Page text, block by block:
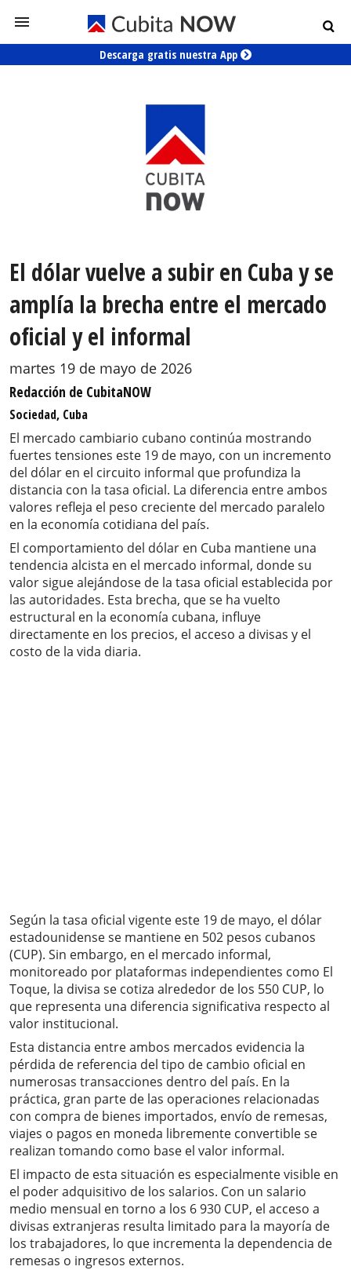
Descarga gratis nuestra App
El dólar vuelve a subir en Cuba y se
amplía la brecha entre el mercado
oficial y el informal
martes 19 de mayo de 2026
Redacción de CubitaNOW
Sociedad, Cuba
El mercado cambiario cubano continúa mostrando
fuertes tensiones este 19 de mayo, con un incremento
del dólar en el circuito informal que profundiza la
distancia con la tasa oficial. La diferencia entre ambos
valores refleja el peso creciente del mercado paralelo
en la economía cotidiana del país.
El comportamiento del dólar en Cuba mantiene una
tendencia alcista en el mercado informal, donde su
valor sigue alejándose de la tasa oficial establecida por
las autoridades. Esta brecha, que se ha vuelto
estructural en la economía cubana, influye
directamente en los precios, el acceso a divisas y el
costo de la vida diaria.
Según la tasa oficial vigente este 19 de mayo, el dólar
estadounidense se mantiene en 502 pesos cubanos
(CUP). Sin embargo, en el mercado informal,
monitoreado por plataformas independientes como El
Toque, la divisa se cotiza alrededor de los 550 CUP, lo
que representa una diferencia significativa respecto al
valor institucional.
Esta distancia entre ambos mercados evidencia la
pérdida de referencia del tipo de cambio oficial en
numerosas transacciones dentro del país. En la
práctica, gran parte de las operaciones relacionadas
con compra de bienes importados, envío de remesas,
viajes o pagos en moneda libremente convertible se
realizan tomando como base el valor informal.
El impacto de esta situación es especialmente visible en
el poder adquisitivo de los salarios. Con un salario
medio mensual en torno a los 6 930 CUP, el acceso a
divisas extranjeras resulta limitado para la mayoría de
los trabajadores, lo que incrementa la dependencia de
remesas o ingresos externos.